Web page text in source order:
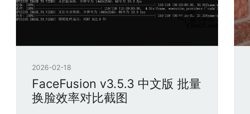
2026-02-18
FaceFusion v3.5.3 中文版 批量
换脸效率对比截图